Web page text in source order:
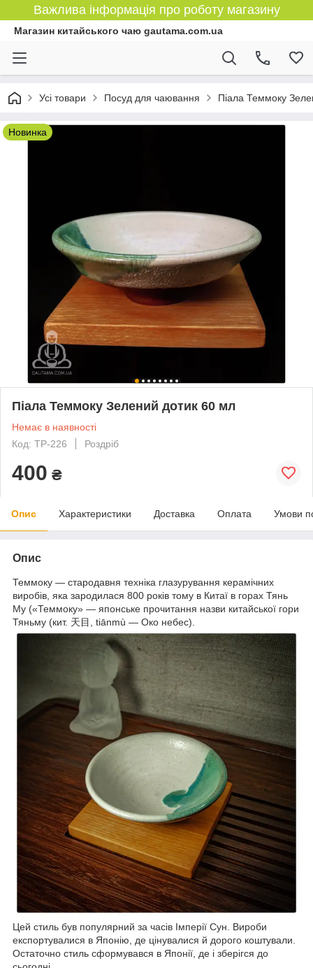
Важлива інформація про роботу магазину
Магазин китайського чаю gautama.com.ua
Усі товари Посуд для чаювання Піала Теммоку
Новинка
Піала Теммоку Зелений дотик 60 мл
Немає в наявності
Код: TP-226
Роздріб
400 ₴
Опис Характеристики Доставка Оплата Умови
Опис
Теммоку — стародавня техніка глазурування керамічних
виробів, яка зародилася 800 років тому в Китаї в горах Тянь
Му («Теммоку» — японське прочитання назви китайської гори
Тяньму (кит. 天目, tiānmù — Око небес).
Цей стиль був популярний за часів Імперії Сун. Вироби
експортувалися в Японію, де цінувалися й дорого коштували.
Остаточно стиль сформувався в Японії, де і зберігся до